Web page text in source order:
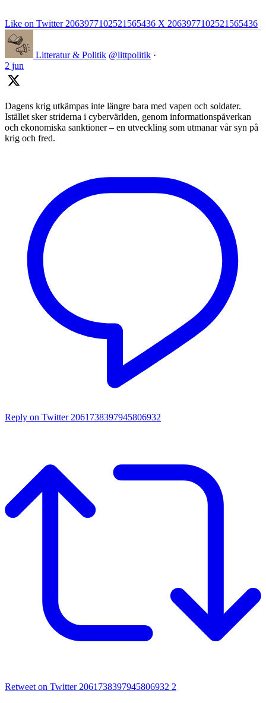
Like on Twitter 2063977102521565436 X 2063977102521565436
Litteratur & Politik @littpolitik ·
2 jun
Dagens krig utkämpas inte längre bara med vapen och soldater.
Istället sker striderna i cybervärlden, genom informationspåverkan
och ekonomiska sanktioner – en utveckling som utmanar vår syn på
krig och fred.
Reply on Twitter 2061738397945806932
Retweet on Twitter 2061738397945806932 2